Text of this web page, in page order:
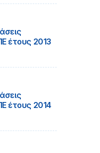
έτους 2013
έτους 2014